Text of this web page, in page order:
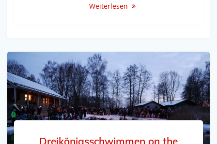
Weiterlesen
Dreikönigsschwimmen on the